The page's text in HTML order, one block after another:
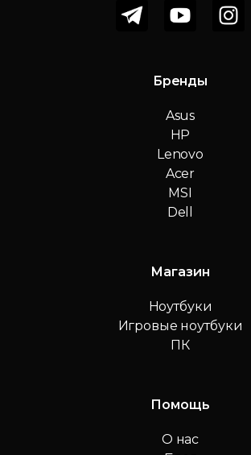
Бренды
Asus
HP
Lenovo
Acer
MSI
Dell
Магазин
Ноутбуки
Игровые ноутбуки
ПК
Помощь
О нас